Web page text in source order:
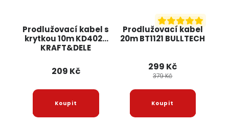
Prodlužovací kabel s
krytkou 10m KD4023
KRAFT&DELE
209 Kč
Prodlužovací kabel
20m BT1121 BULLTECH
299 Kč
379 Kč